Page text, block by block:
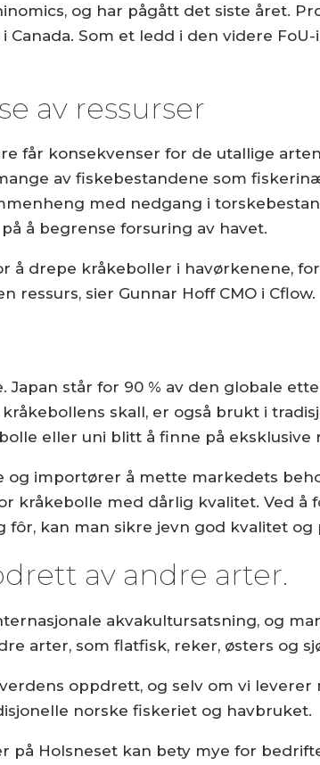
og har pågått det siste året.
Canada. Som et ledd i den videre
av ressurser
får konsekvenser for de utallige
av fiskebestandene som
med nedgang i
å begrense forsuring av havet.
å drepe kråkeboller i havørkenene,
ressurs, sier Gunnar Hoff CMO i Cflow.
Japan står for 90 % av den globale
skall, er også brukt i
eller uni blitt å finne på eksklusive
og importører å mette markedets
kråkebolle med dårlig kvalitet. Ved å
kan man sikre jevn god kvalitet og
av andre arter.
akvakultursatsning, og
arter, som flatfisk, reker, østers og
oppdrett, og selv om vi
norske fiskeriet og havbruket.
på Holsneset kan bety mye for